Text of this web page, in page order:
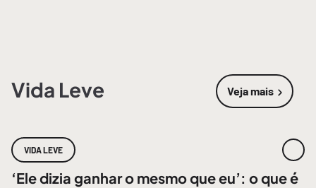
Vida Leve Veja mais
sobre Vida
VIDA LEVE
‘Ele dizia ganhar o mesmo que eu’: o que é